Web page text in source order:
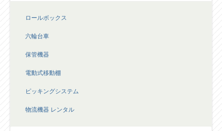
ロールボックス
六輪台車
保管機器
電動式移動棚
ピッキングシステム
物流機器 レンタル